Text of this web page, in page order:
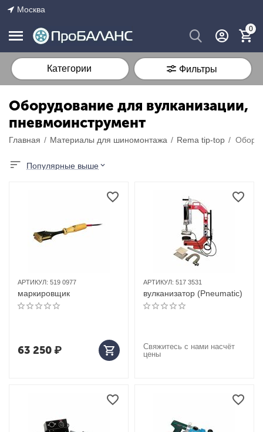
Москва
0
Категории Фильтры
Оборудование для вулканизации,
пневмоинструмент
Главная / Материалы для шиномонтажа / Rema tip-top /
Популярные выше
АРТИКУЛ: 519 0977
маркировщик
63 250₽
АРТИКУЛ: 517 3531
вулканизатор (Pneumatic)
Свяжитесь с нами насчёт
цены